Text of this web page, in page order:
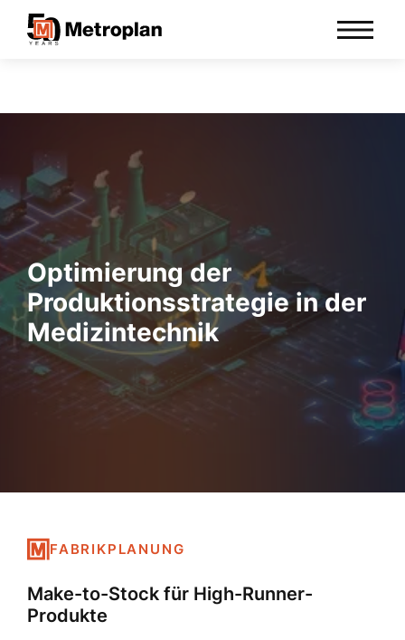
Optimierung der
Produktionsstrategie in der
Medizintechnik
FABRIKPLANUNG
Make-to-Stock für High-Runner-
Produkte